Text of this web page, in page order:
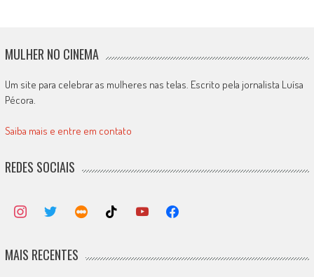
MULHER NO CINEMA
Um site para celebrar as mulheres nas telas. Escrito pela jornalista Luísa
Pécora.
Saiba mais e entre em contato
REDES SOCIAIS
MAIS RECENTES